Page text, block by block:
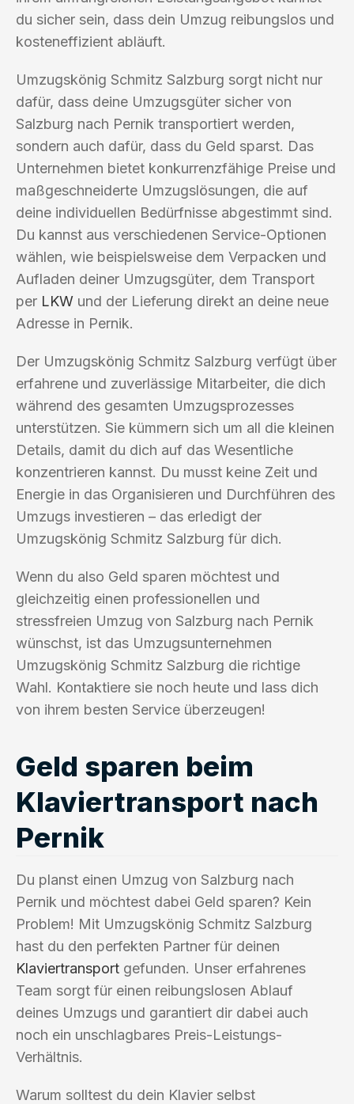
du sicher sein, dass dein Umzug reibungslos und
kosteneffizient abläuft.
Umzugskönig Schmitz Salzburg sorgt nicht nur
dafür, dass deine Umzugsgüter sicher von
Salzburg nach Pernik transportiert werden,
sondern auch dafür, dass du Geld sparst. Das
Unternehmen bietet konkurrenzfähige Preise und
maßgeschneiderte Umzugslösungen, die auf
deine individuellen Bedürfnisse abgestimmt sind.
Du kannst aus verschiedenen Service-Optionen
wählen, wie beispielsweise dem Verpacken und
Aufladen deiner Umzugsgüter, dem Transport
per LKW und der Lieferung direkt an deine neue
Adresse in Pernik.
Der Umzugskönig Schmitz Salzburg verfügt über
erfahrene und zuverlässige Mitarbeiter, die dich
während des gesamten Umzugsprozesses
unterstützen. Sie kümmern sich um all die kleinen
Details, damit du dich auf das Wesentliche
konzentrieren kannst. Du musst keine Zeit und
Energie in das Organisieren und Durchführen des
Umzugs investieren – das erledigt der
Umzugskönig Schmitz Salzburg für dich.
Wenn du also Geld sparen möchtest und
gleichzeitig einen professionellen und
stressfreien Umzug von Salzburg nach Pernik
wünschst, ist das Umzugsunternehmen
Umzugskönig Schmitz Salzburg die richtige
Wahl. Kontaktiere sie noch heute und lass dich
von ihrem besten Service überzeugen!
Geld sparen beim
Klaviertransport nach
Pernik
Du planst einen Umzug von Salzburg nach
Pernik und möchtest dabei Geld sparen? Kein
Problem! Mit Umzugskönig Schmitz Salzburg
hast du den perfekten Partner für deinen
Klaviertransport gefunden. Unser erfahrenes
Team sorgt für einen reibungslosen Ablauf
deines Umzugs und garantiert dir dabei auch
noch ein unschlagbares Preis-Leistungs-
Verhältnis.
Warum solltest du dein Klavier selbst